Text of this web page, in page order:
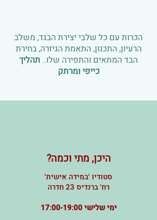
הכרות עם כל שלבי יצירת הבגד, משלב
הרעיון, התכנון, התאמת הגיזרה, בחירת
הבד המתאים והתפירה שלו.. תהליך
כייפי ומרתק
היכן, מתי וכמה?
סטודיו 'במידה אישית'
רח' ברנדיס 23 חדרה
ימי שלישי 17:00-19:00